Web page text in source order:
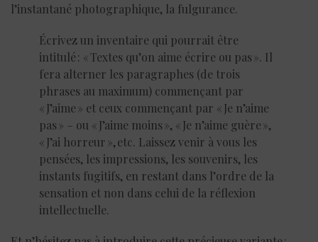
l’instantané photographique, la fulgurance.
Écrivez un inventaire qui pourrait être
intitulé : « Textes qu’on aime écrire ou pas ». Il
fera alterner les paragraphes (de trois
phrases au maximum) commençant par
« J’aime » et ceux commençant par « Je n’aime
pas » – ou « J’aime moins », « Je n’aime guère »,
« J’ai horreur », etc. Laissez venir à vous les
pensées, les impressions, les souvenirs, les
instants fugitifs, en restant dans l’ordre de la
sensation et non dans celui de la réflexion
intellectuelle.